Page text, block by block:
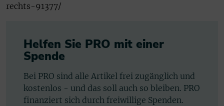
rechts-91377/
Helfen Sie PRO mit einer
Spende
Bei PRO sind alle Artikel frei zugänglich und
kostenlos - und das soll auch so bleiben. PRO
finanziert sich durch freiwillige Spenden.